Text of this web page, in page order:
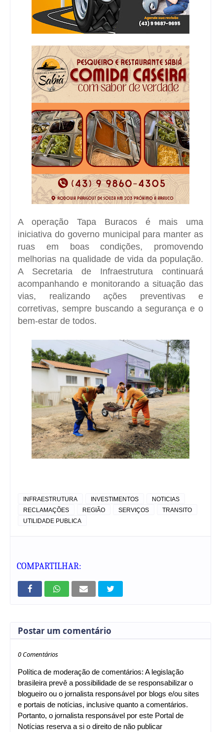
A operação Tapa Buracos é mais uma
iniciativa do governo municipal para manter as
ruas em boas condições, promovendo
melhorias na qualidade de vida da população.
A Secretaria de Infraestrutura continuará
acompanhando e monitorando a situação das
vias, realizando ações preventivas e
corretivas, sempre buscando a segurança e o
bem-estar de todos.
INFRAESTRUTURA INVESTIMENTOS
NOTICIAS
RECLAMAÇÕES
REGIÃO SERVIÇOS
TRANSITO
UTILIDADE PUBLICA
COMPARTILHAR:
Postar um comentário
0 Comentários
Política de moderação de comentários: A legislação
brasileira prevê a possibilidade de se responsabilizar o
blogueiro ou o jornalista responsável por blogs e/ou sites
e portais de notícias, inclusive quanto a comentários.
Portanto, o jornalista responsável por este Portal de
Notícias reserva a si o direito de não publicar